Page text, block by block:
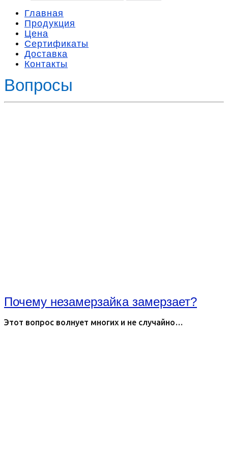
Главная
Продукция
Цена
Сертификаты
Доставка
Контакты
Вопросы
Почему незамерзайка замерзает?
Этот вопрос волнует многих и не случайно…